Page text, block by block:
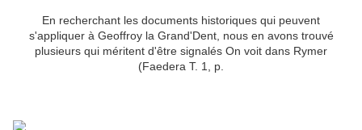
En recherchant les documents historiques qui peuvent
s'appliquer à Geoffroy la Grand'Dent, nous en avons trouvé
plusieurs qui méritent d'être signalés On voit dans Rymer
(Faedera T. 1, p.